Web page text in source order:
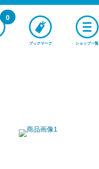
0
ブックマーク ショップ一覧